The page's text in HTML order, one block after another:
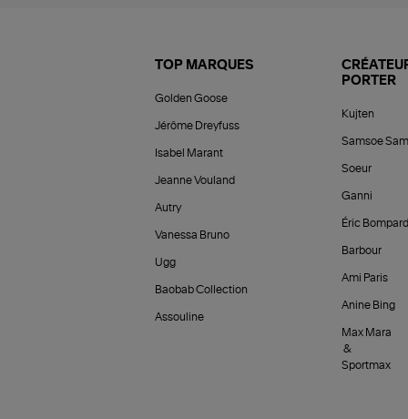
TOP MARQUES
Golden Goose
Jérôme Dreyfuss
Isabel Marant
Jeanne Vouland
Autry
Vanessa Bruno
Ugg
Baobab Collection
Assouline
PORTER
Kujten
Samsoe
Soeur
Ganni
Éric Bompard
Barbour
Ami Paris
Anine Bing
Max Mara
&
Sportmax